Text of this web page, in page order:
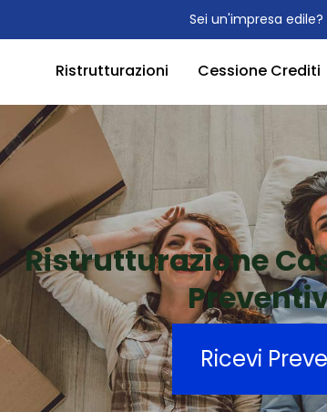
Sei un'impresa
Ristrutturazioni Cessione Crediti
Ristrutturazione
Ricevi